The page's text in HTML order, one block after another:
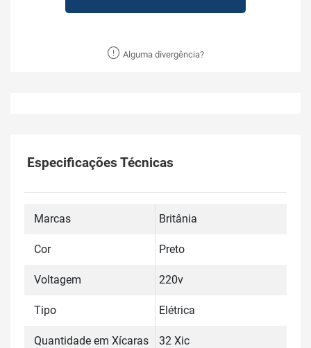
Alguma divergência?
Especificações Técnicas
Marcas Britânia
Cor Preto
Voltagem 220v
Tipo Elétrica
Quantidade em Xícaras 32 Xic